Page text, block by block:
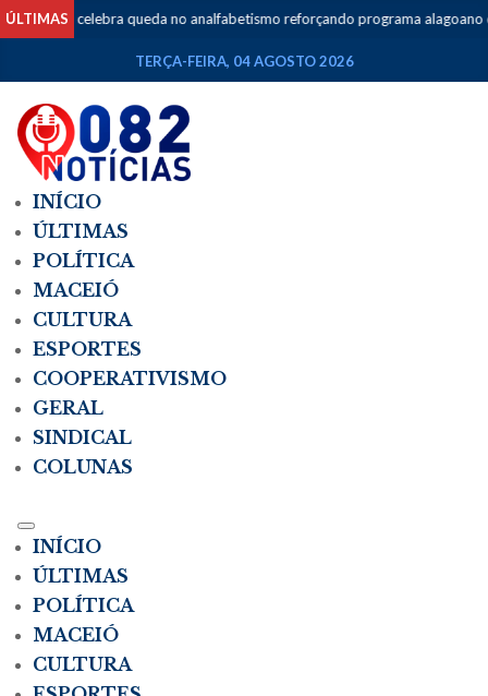
ÚLTIMASqueda no analfabetismo reforçando programa alagoano de
TERÇA-FEIRA, 04 AGOSTO 2026
INÍCIO
ÚLTIMAS
POLÍTICA
MACEIÓ
CULTURA
ESPORTES
COOPERATIVISMO
GERAL
SINDICAL
COLUNAS
INÍCIO
ÚLTIMAS
POLÍTICA
MACEIÓ
CULTURA